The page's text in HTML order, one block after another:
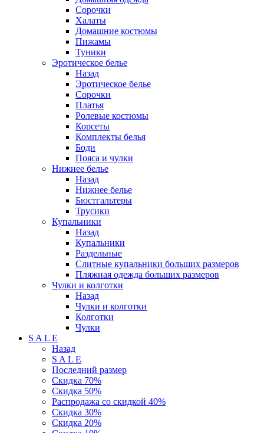
Сорочки
Халаты
Домашние костюмы
Пижамы
Туники
Эротическое белье
Назад
Эротическое белье
Сорочки
Платья
Ролевые костюмы
Корсеты
Комплекты белья
Боди
Пояса и чулки
Нижнее белье
Назад
Нижнее белье
Бюстгальтеры
Трусики
Купальники
Назад
Купальники
Раздельные
Слитные купальники больших размеров
Пляжная одежда больших размеров
Чулки и колготки
Назад
Чулки и колготки
Колготки
Чулки
S A L E
Назад
S A L E
Последний размер
Скидка 70%
Скидка 50%
Распродажа со скидкой 40%
Скидка 30%
Скидка 20%